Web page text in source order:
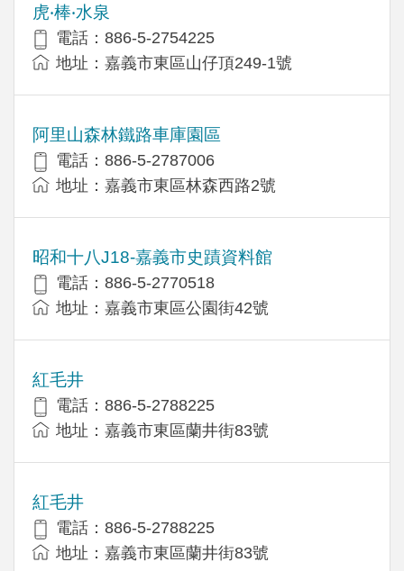
虎‧棒‧水泉
電話：886-5-2754225
地址：嘉義市東區山仔頂249-1號
阿里山森林鐵路車庫園區
電話：886-5-2787006
地址：嘉義市東區林森西路2號
昭和十八J18-嘉義市史蹟資料館
電話：886-5-2770518
地址：嘉義市東區公園街42號
紅毛井
電話：886-5-2788225
地址：嘉義市東區蘭井街83號
紅毛井
電話：886-5-2788225
地址：嘉義市東區蘭井街83號